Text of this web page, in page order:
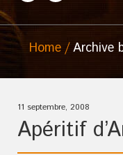
Home Archive
11 septembre, 2008
Apéritif